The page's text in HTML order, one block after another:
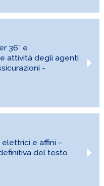
36” e
attività degli agenti
-
elettrici e affini –
del testo